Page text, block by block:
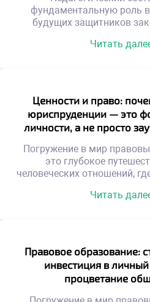
фундаментальную роль
будущих защитников
дипломированные
для их
являются проводниками
правовых вызовов,
раскрыть
каждого […]
Читать
Ценности и право:
юриспруденции — это
личности, а не просто
Погружение в мир
это глубокое
человеческих отношений,
моральными и
фундаментальные
определяющие путь
судей и правозащитников.
осознанное обучение в
становится
Читать
Правовое образование:
инвестиция в
процветание